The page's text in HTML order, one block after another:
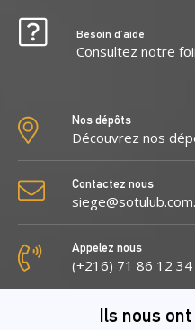
Besoin d’aide
Consultez notre
Nos dépôts
Découvrez nos
Contactez nous
Appelez nous
(+216) 71 86 12 34
Ils nous